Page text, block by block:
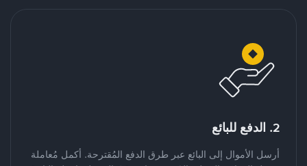
2. الدفع للبائع
أرسل الأموال إلى البائع عبر طرق الدفع المُقترحة. أكمل مُعاملة